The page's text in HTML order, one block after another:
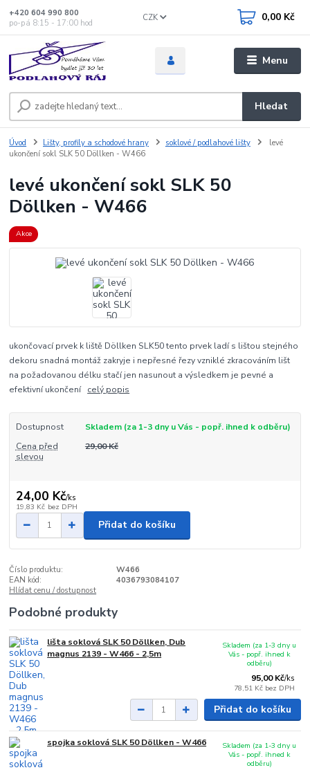
Menu
CZK
Hledat
+420 604 990 800
po-pá 8:15 - 17:00 hod
0,00 Kč
Úvod Lišty, profily a schodové hrany soklové / podlahové lišty
levé
ukončení sokl SLK 50 Döllken - W466
levé ukončení sokl SLK 50
Döllken - W466
Akce
ukončovací prvek k liště Döllken SLK50 tento prvek ladí s lištou stejného
dekoru snadná montáž zakryje i nepřesné řezy vzniklé zkracováním lišt
na požadovanou délku stačí jen nasunout a výsledkem je pevné a
efektivní ukončení celý popis
Dostupnost
Skladem (za 1-3 dny u Vás - popř. ihned k odběru)
Cena před
slevou
29,00 Kč
24,00 Kč/ks
19,83 Kč bez DPH
Přidat do košíku
Číslo produktu:
W466
EAN kód:
4036793084107
Hlídat cenu / dostupnost
Podobné produkty
lišta soklová SLK 50 Döllken, Dub
magnus 2139 - W466 - 2,5m
95,00 Kč/ks
78,51 Kč bez DPH
Skladem (za 1-3 dny u
Vás - popř. ihned k
odběru)
Přidat do košíku
spojka soklová SLK 50 Döllken - W466
Skladem (za 1-3 dny u
Vás - popř. ihned k
odběru)